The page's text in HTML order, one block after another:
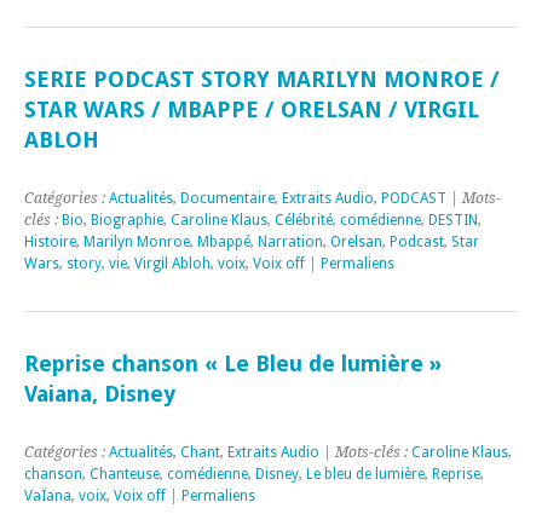
SERIE PODCAST STORY MARILYN MONROE /
STAR WARS / MBAPPE / ORELSAN / VIRGIL
ABLOH
Catégories : Actualités, Documentaire, Extraits Audio, PODCAST | Mots-
clés : Bio, Biographie, Caroline Klaus, Célébrité, comédienne, DESTIN,
Histoire, Marilyn Monroe, Mbappé, Narration, Orelsan, Podcast, Star
Wars, story, vie, Virgil Abloh, voix, Voix off Permaliens
Reprise chanson « Le Bleu de lumière »
Vaiana, Disney
Catégories : Actualités, Chant, Extraits Audio | Mots-clés : Caroline Klaus,
chanson, Chanteuse, comédienne, Disney, Le bleu de lumière, Reprise,
VaÏana, voix, Voix off Permaliens